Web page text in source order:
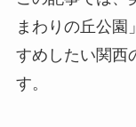
まわりの丘公園
すめしたい関西
す。